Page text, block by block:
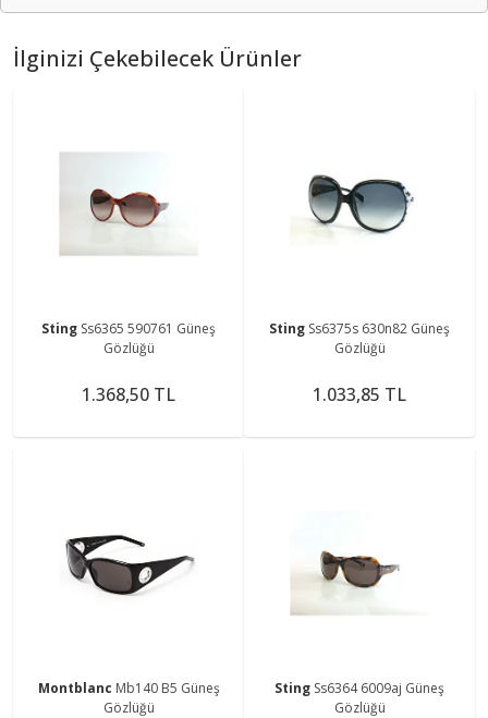
İlginizi Çekebilecek Ürünler
Sting Ss6365 590761 Güneş
Gözlüğü
1.368,50 TL
Sting Ss6375s 630n82 Güneş
Gözlüğü
1.033,85 TL
Montblanc Mb140 B5 Güneş
Gözlüğü
Sting Ss6364 6009aj Güneş
Gözlüğü